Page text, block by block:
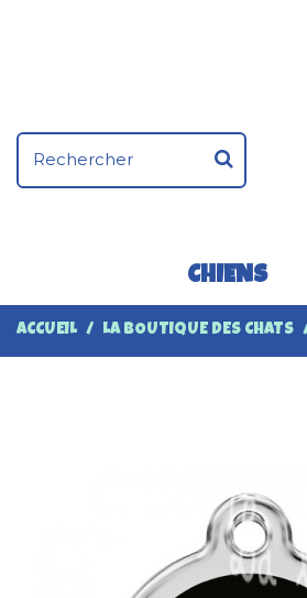
CHIENS
ACCUEIL LA BOUTIQUE DES CHATS